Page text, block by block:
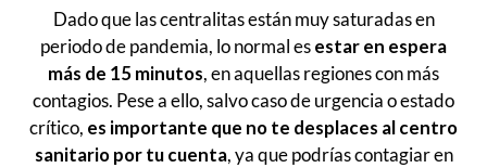
Dado que las centralitas están muy saturadas en
periodo de pandemia, lo normal esestar en espera
más de 15 minutos, en aquellas regiones con más
contagios. Pese a ello, salvo caso de urgencia o estado
crítico, es importante que no te desplaces al centro
sanitario por tu cuenta, ya que podrías contagiar en